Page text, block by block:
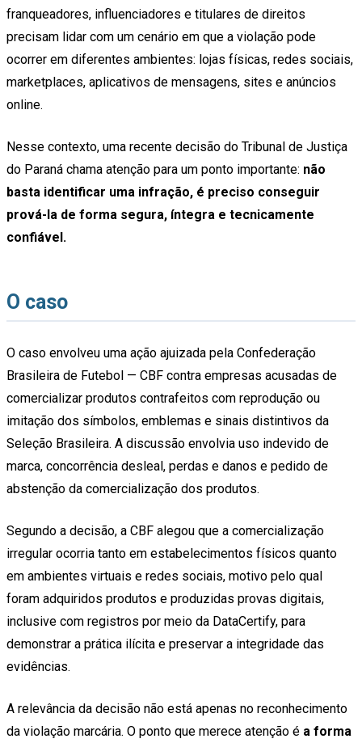
franqueadores, influenciadores e titulares de direitos
precisam lidar com um cenário em que a violação pode
ocorrer em diferentes ambientes: lojas físicas, redes sociais,
marketplaces, aplicativos de mensagens, sites e anúncios
online.
Nesse contexto, uma recente decisão do Tribunal de Justiça
do Paraná chama atenção para um ponto importante: não
basta identificar uma infração, é preciso conseguir
prová-la de forma segura, íntegra e tecnicamente
confiável.
O caso
O caso envolveu uma ação ajuizada pela Confederação
Brasileira de Futebol — CBF contra empresas acusadas de
comercializar produtos contrafeitos com reprodução ou
imitação dos símbolos, emblemas e sinais distintivos da
Seleção Brasileira. A discussão envolvia uso indevido de
marca, concorrência desleal, perdas e danos e pedido de
abstenção da comercialização dos produtos.
Segundo a decisão, a CBF alegou que a comercialização
irregular ocorria tanto em estabelecimentos físicos quanto
em ambientes virtuais e redes sociais, motivo pelo qual
foram adquiridos produtos e produzidas provas digitais,
inclusive com registros por meio da DataCertify, para
demonstrar a prática ilícita e preservar a integridade das
evidências.
A relevância da decisão não está apenas no reconhecimento
da violação marcária. O ponto que merece atenção é a forma